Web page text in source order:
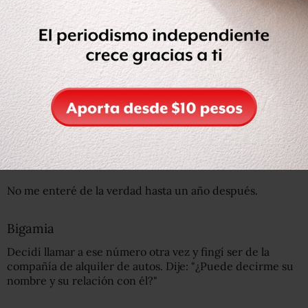
También había visto en Facebook en abril de 2013 una
foto de sus hermanas y sus hijas en Mascate en la que una
de sus hermanas estaba usando un tocado (prenda
tradicional que usan los invitados en las bodas en
Europa). Era una de esas
dudas tontas que se me habían
quedado.
Le dije a una amiga: "¿No se habrá casado, no?" Sabía que
sonaba tonto. Mis amigos se rieron y dijeron que era
ridículo.
No me enteré de la verdad hasta un año después.
Bigamia
Decidí llamar a ese número otra vez y fingí ser de la
compañía de alquiler de autos. Dije: "¿Puede decirme su
nombre y su relación con él?"